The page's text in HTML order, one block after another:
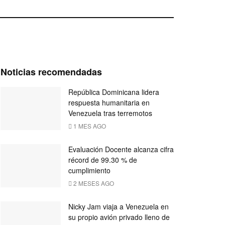
Noticias recomendadas
República Dominicana lidera
respuesta humanitaria en
Venezuela tras terremotos
1 MES AGO
Evaluación Docente alcanza cifra
récord de 99.30 % de
cumplimiento
2 MESES AGO
Nicky Jam viaja a Venezuela en
su propio avión privado lleno de